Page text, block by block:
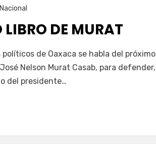
Nacional
LIBRO DE MURAT
políticos de Oaxaca se habla del próximo
Nelson Murat Casab, para defender,
del presidente…